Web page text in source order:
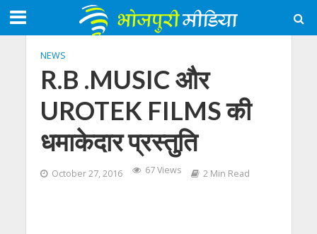
NEWS
R.B .MUSIC और
UROTEK FILMS की
धमाकेदार प्रस्तुति
October 27, 2016 67 Views 2 Min Read